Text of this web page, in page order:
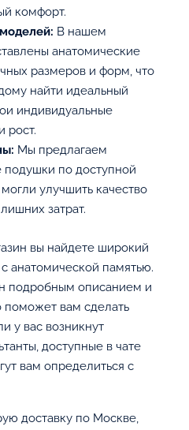
комфорт.
В нашем
анатомические
размеров и форм, что
найти идеальный
индивидуальные
рост.
Мы предлагаем
подушки по доступной
улучшить качество
затрат.
вы найдете широкий
анатомической памятью.
подробным описанием и
поможет вам сделать
у вас возникнут
доступные в чате
вам определиться с
доставку по Москве,